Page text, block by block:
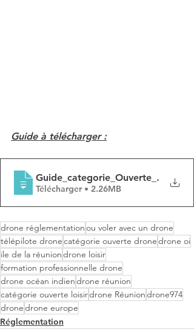
Guide à télécharger :
Guide_categorie_Ouverte_ .
Télécharger • 2.26MB
drone réglementationou voler avec un drone
télépilote dronecatégorie ouverte dronedrone oi
ile de la réuniondrone loisir
formation professionnelle drone
drone océan indiendrone réunion
catégorie ouverte loisirdrone Réuniondrone974
dronedrone europe
Réglementation